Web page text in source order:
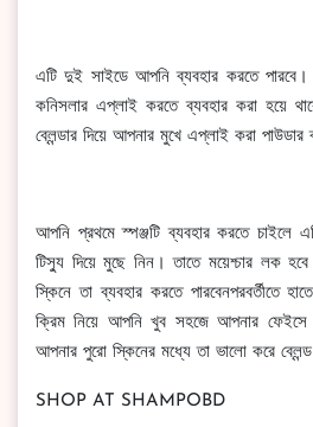
এটি দুই সাইডে আপনি ব্যবহার করতে
কনিসলার এপ্লাই করতে ব্যবহার করা হয়ে
ব্লেন্ডার দিয়ে আপনার মুখে এপ্লাই করা পাউডার
আপনি প্রথমে স্পঞ্জটি ব্যবহার করতে চাইলে
টিস্যু দিয়ে মুছে নিন। তাতে ময়েশ্চার লক
স্কিনে তা ব্যবহার করতে পারবেনপরবর্তীতে
ক্রিম নিয়ে আপনি খুব সহজে আপনার ফেইসে
আপনার পুরো স্কিনের মধ্যে তা ভালো করে
SHOP AT SHAMPOBD